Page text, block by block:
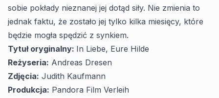
sobie pokłady nieznanej jej dotąd siły. Nie zmienia to
jednak faktu, że zostało jej tylko kilka miesięcy, które
będzie mogła spędzić z synkiem.
Tytuł oryginalny: In Liebe, Eure Hilde
Reżyseria: Andreas Dresen
Zdjęcia: Judith Kaufmann
Produkcja: Pandora Film Verleih